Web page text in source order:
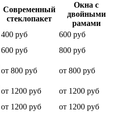
Современный
стеклопакет
Окна с
двойными
рамами
400 руб
600 руб
600 руб
800 руб
от 800 руб
от 800 руб
от 1200 руб
от 1200 руб
от 1200 руб
от 1200 руб